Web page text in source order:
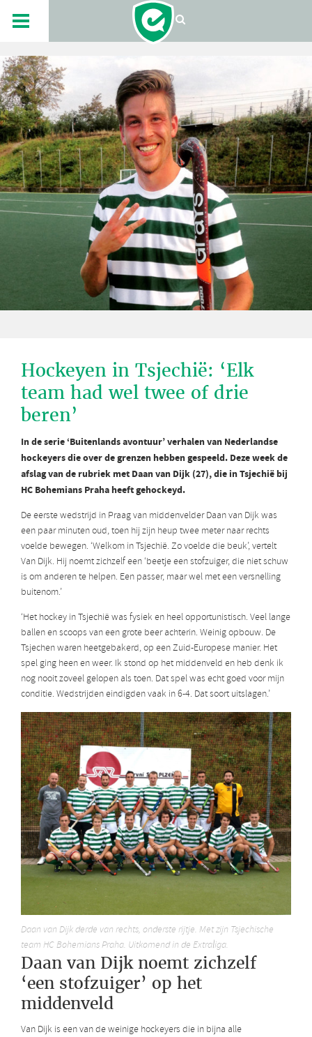
Hockeyen in Tsjechië: ‘Elk
team had wel twee of drie
beren’
In de serie ‘Buitenlands avontuur’ verhalen van Nederlandse
hockeyers die over de grenzen hebben gespeeld. Deze week de
afslag van de rubriek met Daan van Dijk (27), die in Tsjechië bij
HC Bohemians Praha heeft gehockeyd.
De eerste wedstrijd in Praag van middenvelder Daan van Dijk was
een paar minuten oud, toen hij zijn heup twee meter naar rechts
voelde bewegen. ‘Welkom in Tsjechië. Zo voelde die beuk’, vertelt
Van Dijk. Hij noemt zichzelf een ‘beetje een stofzuiger, die niet schuw
is om anderen te helpen. Een passer, maar wel met een versnelling
buitenom.’
‘Het hockey in Tsjechië was fysiek en heel opportunistisch. Veel lange
ballen en scoops van een grote beer achterin. Weinig opbouw. De
Tsjechen waren heetgebakerd, op een Zuid-Europese manier. Het
spel ging heen en weer. Ik stond op het middenveld en heb denk ik
nog nooit zoveel gelopen als toen. Dat spel was echt goed voor mijn
conditie. Wedstrijden eindigden vaak in 6-4. Dat soort uitslagen.’
Daan van Dijk derde van rechts, onderste rijtje. Met zijn Tsjechische
team HC Bohemians Praha. Uitkomend in de Extraliga.
Daan van Dijk noemt zichzelf
‘een stofzuiger’ op het
middenveld
Van Dijk is een van de weinige hockeyers die in bijna alle